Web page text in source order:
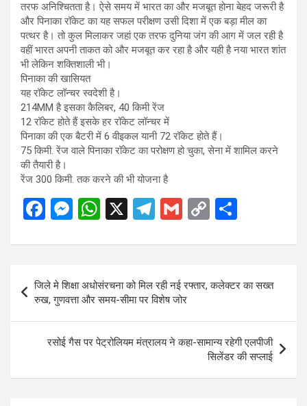
तरफ अनिश्चितता है। ऐसे समय में भारत का और मजबूत होना बेहद जरूरी है
और पिनाका रॉकेट का यह सफल परीक्षण उसी दिशा में एक बड़ा मील का
पत्थर है। तो कुल मिलाकर जहां एक तरफ दुनिया जंग की आग में जल रही है
वहीं भारत अपनी ताकत को और मजबूत कर रहा है और यही है नया भारत शांत
भी लेकिन शक्तिशाली भी।
पिनाका की खासियत
यह रॉकेट लॉन्चर स्वदेशी है।
214MM है इसका कैलिबर, 40 किमी रेंज
12 रॉकेट होते हैं इसके हर रॉकेट लॉन्चर में
पिनाका की एक बैटरी में 6 वीइकल यानी 72 रॉकेट होते हैं।
75 किमी. रेंज वाले पिनाका रॉकेट का परोक्षण हो चुका, सेना में शामिल करने
की तैयारी है।
रेंज 300 किमी. तक करने की भी योजना है
F
ce
b
o
o
k
M
se
g
er
W
at
s
A
p
p
X
T
e
gr
a
m
G
ail
C
py
Li
n
k
ar
navigation
जिले मे शिक्षा अधोसंरचना को मिल रही नई रफ्तार, कलेक्टर का सख्त
रुख, गुणवत्ता और समय-सीमा पर विशेष जोर
रसोई गैस पर पेट्रोलियम मंत्रालय ने कहा-सामान्य रहेगी एलपीजी
सिलेंडर की सप्लाई